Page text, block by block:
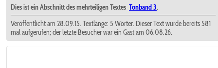
Dies ist ein Abschnitt des mehrteiligen Textes Tonband 3.
Veröffentlicht am 28.09.15. Textlänge: 5 Wörter. Dieser Text wurde bereits 581
mal aufgerufen; der letzte Besucher war ein Gast am 06.08.26.